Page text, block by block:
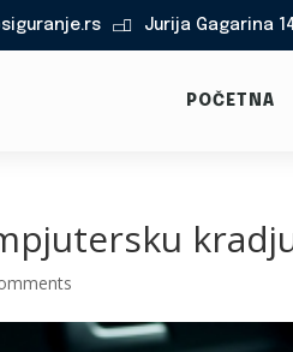
 Jurija Gagarina
POČETNA